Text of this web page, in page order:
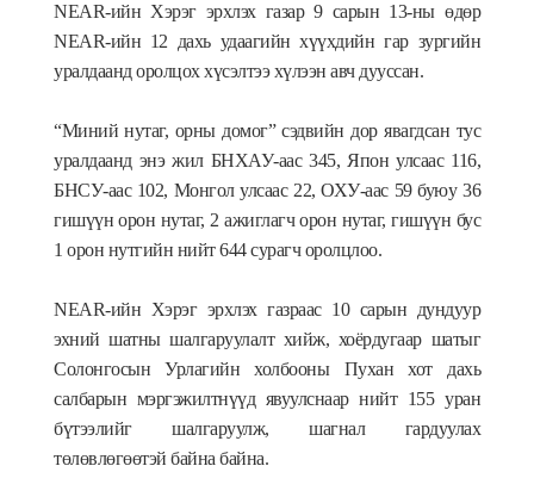
NEAR-ийн Хэрэг эрхлэх газар 9 сарын 13-ны өдөр
NEAR-ийн 12 дахь удаагийн хүүхдийн гар зургийн
уралдаанд оролцох хүсэлтээ хүлээн авч дууссан.
“Миний нутаг, орны домог” сэдвийн дор явагдсан тус
уралдаанд энэ жил БНХАУ-аас 345, Япон улсаас 116,
БНСУ-аас 102, Монгол улсаас 22, ОХУ-аас 59 буюу 36
гишүүн орон нутаг, 2 ажиглагч орон нутаг, гишүүн бус
1 орон нутгийн нийт 644 сурагч оролцлоо.
NEAR-ийн Хэрэг эрхлэх газраас 10 сарын дундуур
эхний шатны шалгаруулалт хийж, хоёрдугаар шатыг
Солонгосын Урлагийн холбооны Пухан хот дахь
салбарын мэргэжилтнүүд явуулснаар нийт 155 уран
бүтээлийг шалгаруулж, шагнал гардуулах
төлөвлөгөөтэй байна байна.